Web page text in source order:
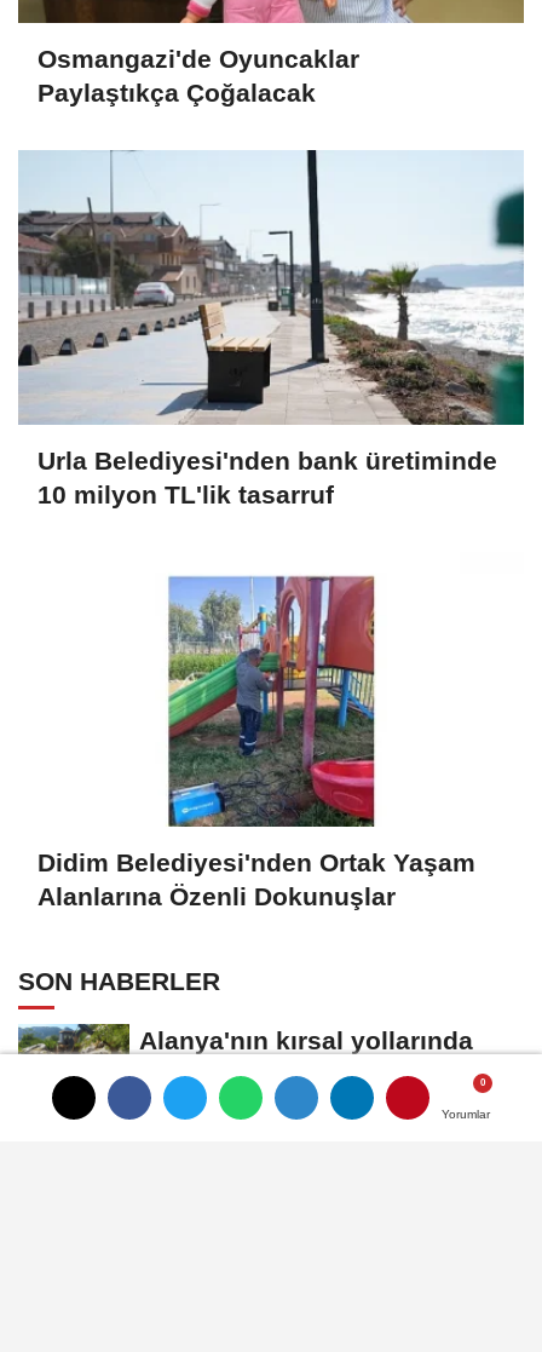
Yorumlar
Yorumlar
Osmangazi'de Oyuncaklar
Paylaştıkça Çoğalacak
Urla Belediyesi'nden bank üretiminde
10 milyon TL'lik tasarruf
Didim Belediyesi'nden Ortak Yaşam
Alanlarına Özenli Dokunuşlar
SON HABERLER
Alanya'nın kırsal yollarında
yoğun mesai
Osmangazi'de Oyuncaklar